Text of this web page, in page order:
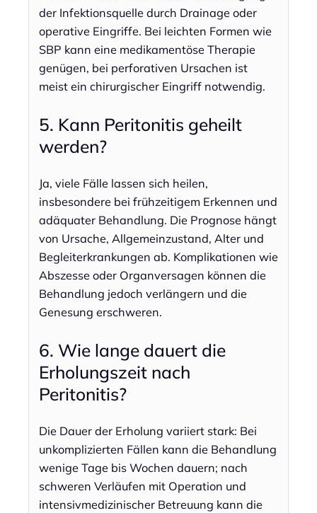
der Infektionsquelle durch Drainage oder
operative Eingriffe. Bei leichten Formen wie
SBP kann eine medikamentöse Therapie
genügen, bei perforativen Ursachen ist
meist ein chirurgischer Eingriff notwendig.
5. Kann Peritonitis geheilt
werden?
Ja, viele Fälle lassen sich heilen,
insbesondere bei frühzeitigem Erkennen und
adäquater Behandlung. Die Prognose hängt
von Ursache, Allgemeinzustand, Alter und
Begleiterkrankungen ab. Komplikationen wie
Abszesse oder Organversagen können die
Behandlung jedoch verlängern und die
Genesung erschweren.
6. Wie lange dauert die
Erholungszeit nach
Peritonitis?
Die Dauer der Erholung variiert stark: Bei
unkomplizierten Fällen kann die Behandlung
wenige Tage bis Wochen dauern; nach
schweren Verläufen mit Operation und
intensivmedizinischer Betreuung kann die